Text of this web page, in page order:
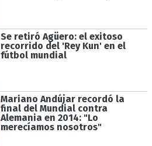
Se retiró Agüero: el exitoso
recorrido del 'Rey Kun' en el
fútbol mundial
Mariano Andújar recordó la
final del Mundial contra
Alemania en 2014: "Lo
merecíamos nosotros"